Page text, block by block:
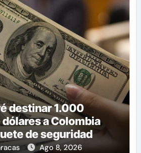
destinar 1.000
a Colombia
de seguridad
Ago 8, 2026